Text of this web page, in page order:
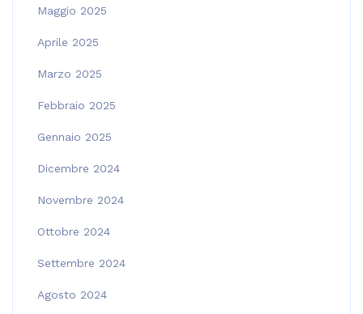
Maggio 2025
Aprile 2025
Marzo 2025
Febbraio 2025
Gennaio 2025
Dicembre 2024
Novembre 2024
Ottobre 2024
Settembre 2024
Agosto 2024